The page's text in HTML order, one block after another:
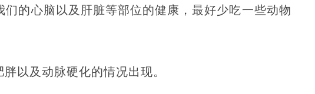
的心脑以及肝脏等部位的健康，最好少吃一些动物
以及动脉硬化的情况出现。